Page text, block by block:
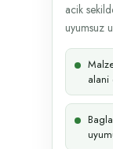
acik
uyumsuz
alani